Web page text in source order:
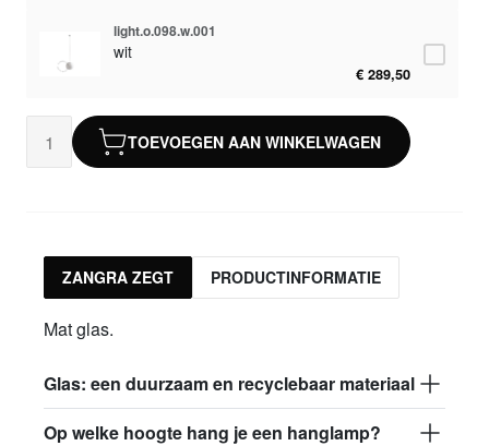
light.o.098.w.001
wit
€ 289,50
TOEVOEGEN AAN WINKELWAGEN
ZANGRA ZEGT PRODUCTINFORMATIE
Mat glas.
Glas: een duurzaam en recyclebaar materiaal
Op welke hoogte hang je een hanglamp?